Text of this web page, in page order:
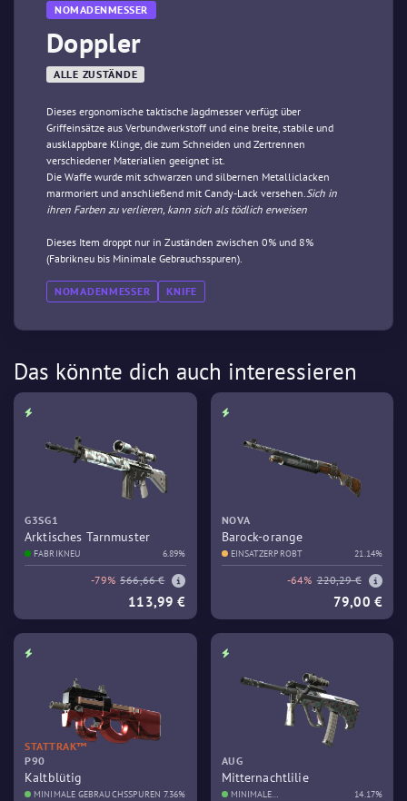
NOMADENMESSER
Doppler
ALLE ZUSTÄNDE
Dieses ergonomische taktische Jagdmesser verfügt über
Griffeinsätze aus Verbundwerkstoff und eine breite, stabile und
ausklappbare Klinge, die zum Schneiden und Zertrennen
verschiedener Materialien geeignet ist.
Die Waffe wurde mit schwarzen und silbernen Metalliclacken
marmoriert und anschließend mit Candy-Lack versehen.Sich in
ihren Farben zu verlieren, kann sich als tödlich erweisen
Dieses Item droppt nur in Zuständen zwischen 0% und 8%
(Fabrikneu bis Minimale Gebrauchsspuren).
NOMADENMESSER KNIFE
Das könnte dich auch interessieren
G3SG1
Arktisches Tarnmuster
FABRIKNEU 6.89%
-79% 566,66 €
113,99 €
NOVA
Barock-orange
EINSATZERPROBT 21.14%
-64% 220,29 €
79,00 €
STATTRAK™
P90
Kaltblütig
MINIMALE GEBRAUCHSSPUREN 7.36%
AUG
Mitternachtlilie
MINIMALE
14.17%